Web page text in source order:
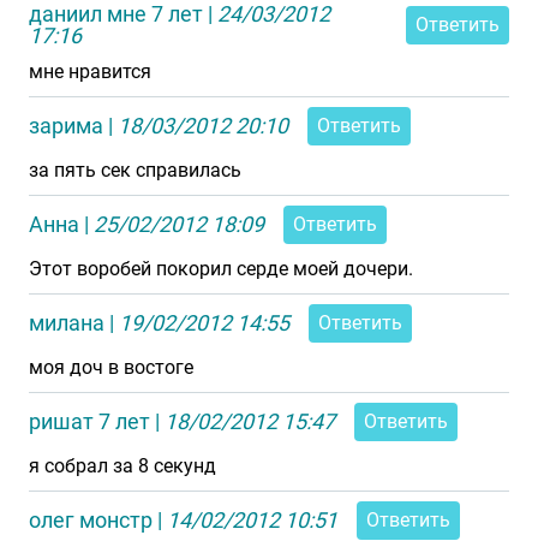
даниил мне 7 лет | 24/03/2012
17:16
Ответить
мне нравится
зарима | 18/03/2012 20:10
Ответить
за пять сек справилась
Анна | 25/02/2012 18:09
Ответить
Этот воробей покорил серде моей дочери.
милана | 19/02/2012 14:55
Ответить
моя доч в востоге
ришат 7 лет | 18/02/2012 15:47
Ответить
я собрал за 8 секунд
олег монстр | 14/02/2012 10:51
Ответить